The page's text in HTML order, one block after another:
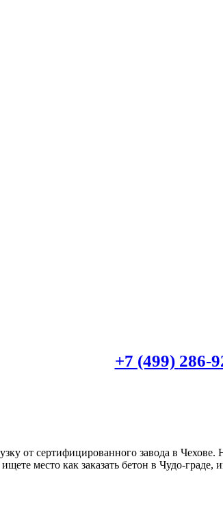
+7 (499) 286-
от сертифицированного завода в
место как заказать бетон в Чудо-